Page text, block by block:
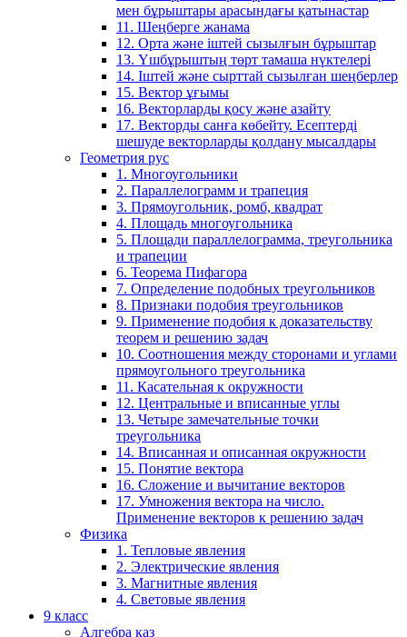
мен бұрыштары арасындағы қатынастар
11. Шеңберге жанама
12. Орта және іштей сызылғын бұрыштар
13. Үшбұрыштың төрт тамаша нүктелері
14. Іштей және сырттай сызылған шеңберлер
15. Вектор ұғымы
16. Векторларды қосу және азайту
17. Векторды санға көбейту. Есептерді
шешуде векторларды қолдану мысалдары
Геометрия рус
1. Многоугольники
2. Параллелограмм и трапеция
3. Прямоугольник, ромб, квадрат
4. Площадь многоугольника
5. Площади параллелограмма, треугольника
и трапеции
6. Теорема Пифагора
7. Определение подобных треугольников
8. Признаки подобия треугольников
9. Применение подобия к доказательству
теорем и решению задач
10. Соотношения между сторонами и углами
прямоугольного треугольника
11. Касательная к окружности
12. Центральные и вписанные углы
13. Четыре замечательные точки
треугольника
14. Вписанная и описанная окружности
15. Понятие вектора
16. Сложение и вычитание векторов
17. Умножения вектора на число.
Применение векторов к решению задач
Физика
1. Тепловые явления
2. Электрические явления
3. Магнитные явления
4. Световые явления
9 класс
Алгебра каз